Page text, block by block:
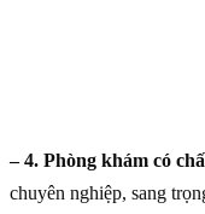
– 4. Phòng khám có
chuyên nghiệp, sang